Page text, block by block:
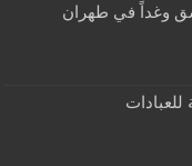
وغداً في طهران
للعبادات